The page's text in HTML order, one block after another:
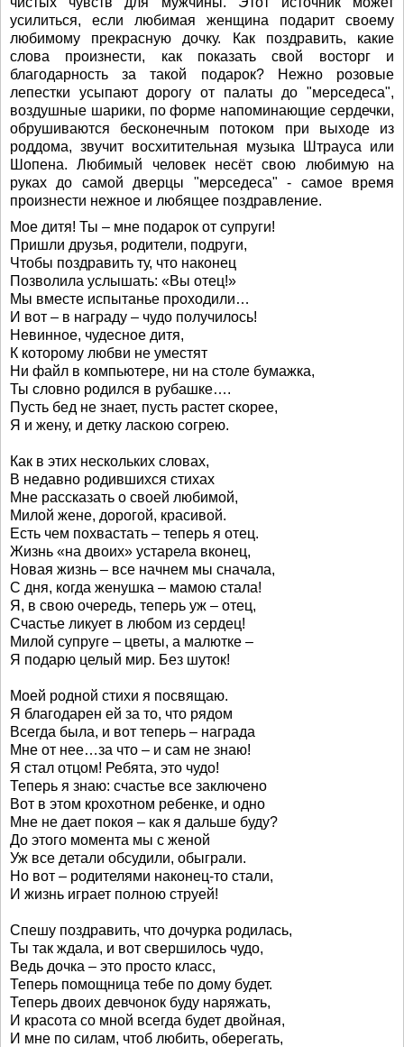
усилиться, если любимая женщина подарит своему
любимому прекрасную дочку. Как поздравить, какие
слова произнести, как показать свой восторг и
благодарность за такой подарок? Нежно розовые
лепестки усыпают дорогу от палаты до "мерседеса",
воздушные шарики, по форме напоминающие сердечки,
обрушиваются бесконечным потоком при выходе из
роддома, звучит восхитительная музыка Штрауса или
Шопена. Любимый человек несёт свою любимую на
руках до самой дверцы "мерседеса" - самое время
произнести нежное и любящее поздравление.
Мое дитя! Ты – мне подарок от супруги!
Пришли друзья, родители, подруги,
Чтобы поздравить ту, что наконец
Позволила услышать: «Вы отец!»
Мы вместе испытанье проходили…
И вот – в награду – чудо получилось!
Невинное, чудесное дитя,
К которому любви не уместят
Ни файл в компьютере, ни на столе бумажка,
Ты словно родился в рубашке….
Пусть бед не знает, пусть растет скорее,
Я и жену, и детку ласкою согрею.
Как в этих нескольких словах,
В недавно родившихся стихах
Мне рассказать о своей любимой,
Милой жене, дорогой, красивой.
Есть чем похвастать – теперь я отец.
Жизнь «на двоих» устарела вконец,
Новая жизнь – все начнем мы сначала,
С дня, когда женушка – мамою стала!
Я, в свою очередь, теперь уж – отец,
Счастье ликует в любом из сердец!
Милой супруге – цветы, а малютке –
Я подарю целый мир. Без шуток!
Моей родной стихи я посвящаю.
Я благодарен ей за то, что рядом
Всегда была, и вот теперь – награда
Мне от нее…за что – и сам не знаю!
Я стал отцом! Ребята, это чудо!
Теперь я знаю: счастье все заключено
Вот в этом крохотном ребенке, и одно
Мне не дает покоя – как я дальше буду?
До этого момента мы с женой
Уж все детали обсудили, обыграли.
Но вот – родителями наконец-то стали,
И жизнь играет полною струей!
Спешу поздравить, что дочурка родилась,
Ты так ждала, и вот свершилось чудо,
Ведь дочка – это просто класс,
Теперь помощница тебе по дому будет.
Теперь двоих девчонок буду наряжать,
И красота со мной всегда будет двойная,
И мне по силам, чтоб любить, оберегать,